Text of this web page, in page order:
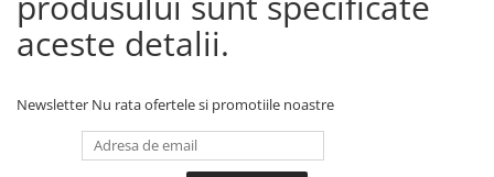
aceste detalii.
Newsletter Nu rata ofertele si promotiile noastre